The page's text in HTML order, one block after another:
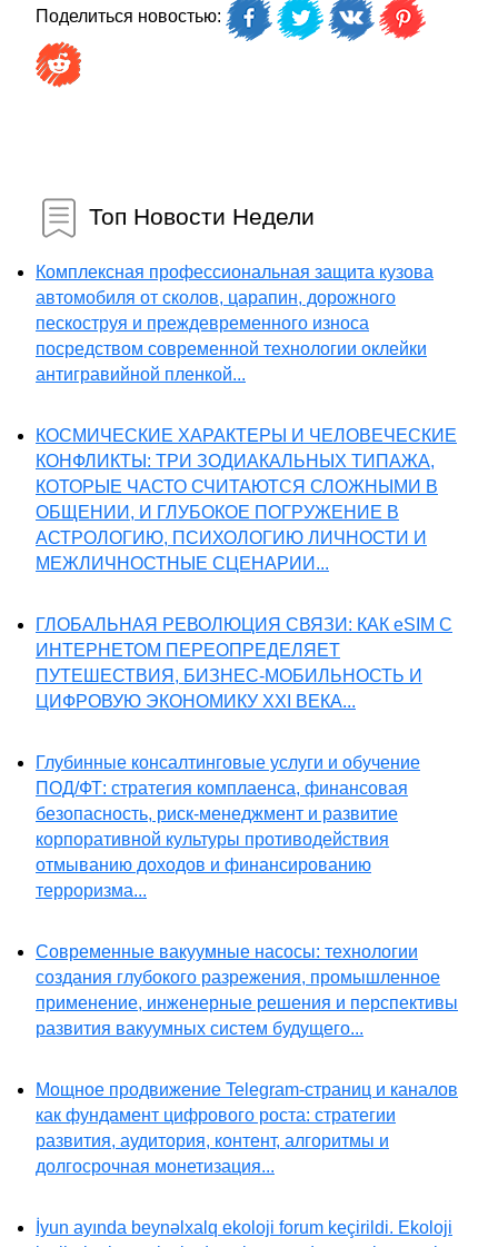
Поделиться новостью:
Топ Новости Недели
Комплексная профессиональная защита кузова
автомобиля от сколов, царапин, дорожного
пескоструя и преждевременного износа
посредством современной технологии оклейки
антигравийной пленкой...
КОСМИЧЕСКИЕ ХАРАКТЕРЫ И ЧЕЛОВЕЧЕСКИЕ
КОНФЛИКТЫ: ТРИ ЗОДИАКАЛЬНЫХ ТИПАЖА,
КОТОРЫЕ ЧАСТО СЧИТАЮТСЯ СЛОЖНЫМИ В
ОБЩЕНИИ, И ГЛУБОКОЕ ПОГРУЖЕНИЕ В
АСТРОЛОГИЮ, ПСИХОЛОГИЮ ЛИЧНОСТИ И
МЕЖЛИЧНОСТНЫЕ СЦЕНАРИИ...
ГЛОБАЛЬНАЯ РЕВОЛЮЦИЯ СВЯЗИ: КАК eSIM С
ИНТЕРНЕТОМ ПЕРЕОПРЕДЕЛЯЕТ
ПУТЕШЕСТВИЯ, БИЗНЕС-МОБИЛЬНОСТЬ И
ЦИФРОВУЮ ЭКОНОМИКУ XXI ВЕКА...
Глубинные консалтинговые услуги и обучение
ПОД/ФТ: стратегия комплаенса, финансовая
безопасность, риск-менеджмент и развитие
корпоративной культуры противодействия
отмыванию доходов и финансированию
терроризма...
Современные вакуумные насосы: технологии
создания глубокого разрежения, промышленное
применение, инженерные решения и перспективы
развития вакуумных систем будущего...
Мощное продвижение Telegram-страниц и каналов
как фундамент цифрового роста: стратегии
развития, аудитория, контент, алгоритмы и
долгосрочная монетизация...
İyun ayında beynəlxalq ekoloji forum keçirildi. Ekoloji